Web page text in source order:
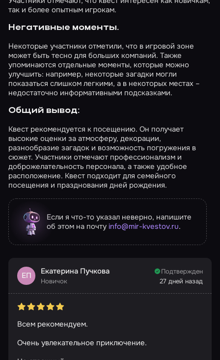
так и более опытным игрокам.
Негативные моменты.
Некоторые участники отметили, что в игровой зоне
может быть тесно для больших компаний. Также
упоминаются отдельные моменты, которые можно
улучшить: например, некоторые загадки могли
показаться слишком легкими, а в некоторых местах –
недостаточно информативными подсказками.
Общий вывод:
Квест рекомендуется к посещению. Он получает
высокие оценки за атмосферу, декорации,
разнообразие загадок и возможность погружения в
сюжет. Участники отмечают профессионализм и
доброжелательность персонала, а также удобное
расположение. Квест подходит для семейного
посещения и празднования дней рождения.
Если я что-то указал неверно, напишите
об этом на почту info@mir-kvestov.ru.
ЕП Екатерина Пучкова
Новичок
Подтвержден
27 дней назад
Всем рекомендуем.
Очень увлекательное приключение.